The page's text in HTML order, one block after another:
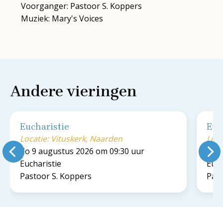
Voorganger: Pastoor S. Koppers
Muziek: Mary's Voices
Andere vieringen
Eucharistie
Locatie: Vituskerk, Naarden
Zo 9 augustus 2026 om 09:30 uur
Eucharistie
Pastoor S. Koppers
Zo